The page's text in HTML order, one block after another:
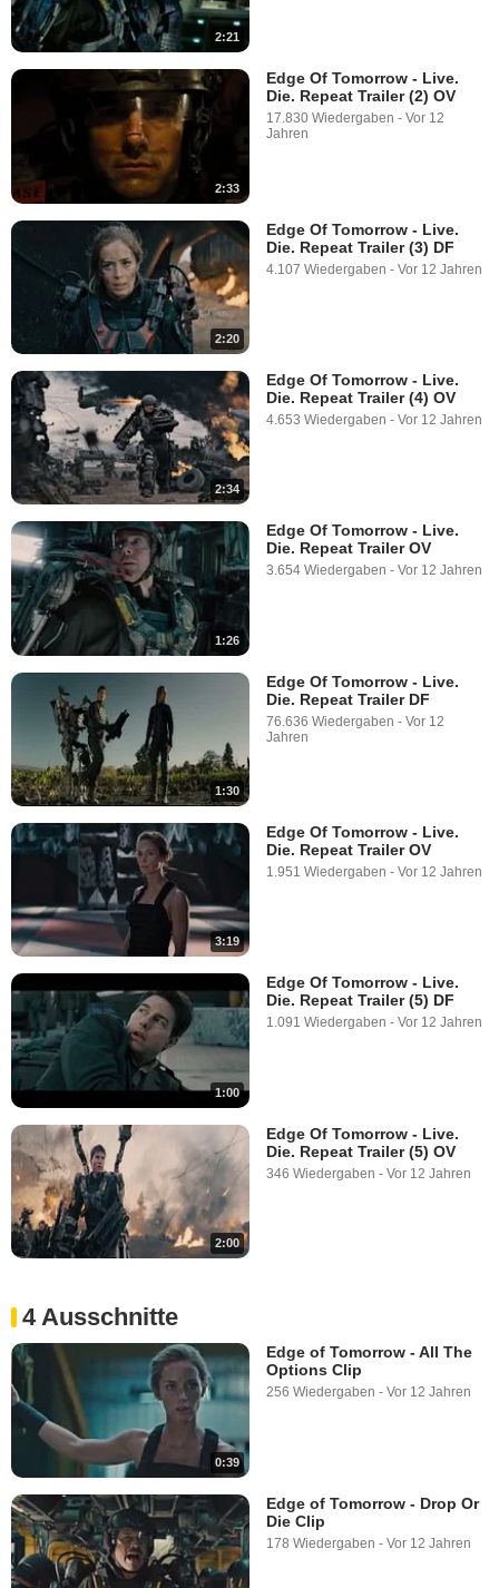
2:21
2:33
Edge Of Tomorrow - Live.
Die. Repeat Trailer (2) OV
17.830 Wiedergaben - Vor 12
Jahren
2:20
Edge Of Tomorrow - Live.
Die. Repeat Trailer (3) DF
4.107 Wiedergaben - Vor 12 Jahren
2:34
Edge Of Tomorrow - Live.
Die. Repeat Trailer (4) OV
4.653 Wiedergaben - Vor 12 Jahren
1:26
Edge Of Tomorrow - Live.
Die. Repeat Trailer OV
3.654 Wiedergaben - Vor 12 Jahren
1:30
Edge Of Tomorrow - Live.
Die. Repeat Trailer DF
76.636 Wiedergaben - Vor 12
Jahren
3:19
Edge Of Tomorrow - Live.
Die. Repeat Trailer OV
1.951 Wiedergaben - Vor 12 Jahren
1:00
Edge Of Tomorrow - Live.
Die. Repeat Trailer (5) DF
1.091 Wiedergaben - Vor 12 Jahren
2:00
Edge Of Tomorrow - Live.
Die. Repeat Trailer (5) OV
346 Wiedergaben - Vor 12 Jahren
4 Ausschnitte
0:39
Edge of Tomorrow - All The
Options Clip
256 Wiedergaben - Vor 12 Jahren
Edge of Tomorrow - Drop Or
Die Clip
178 Wiedergaben - Vor 12 Jahren